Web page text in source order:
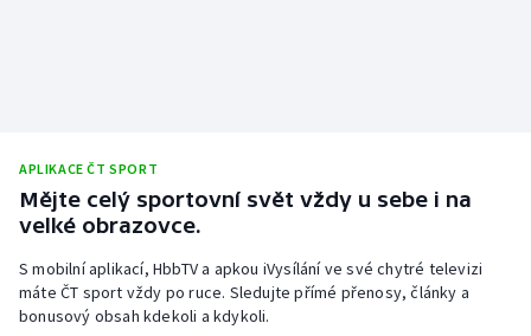
APLIKACE ČT SPORT
Mějte celý sportovní svět vždy u sebe i na
velké obrazovce.
S mobilní aplikací, HbbTV a apkou iVysílání ve své chytré televizi
máte ČT sport vždy po ruce. Sledujte přímé přenosy, články a
bonusový obsah kdekoli a kdykoli.